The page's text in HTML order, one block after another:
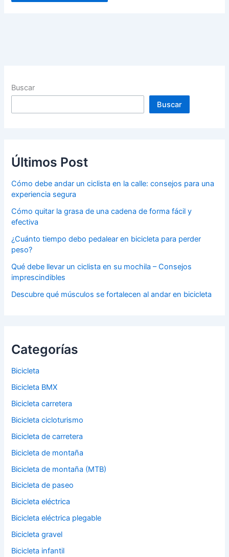
Buscar
Buscar
Últimos Post
Cómo debe andar un ciclista en la calle: consejos para una
experiencia segura
Cómo quitar la grasa de una cadena de forma fácil y
efectiva
¿Cuánto tiempo debo pedalear en bicicleta para perder
peso?
Qué debe llevar un ciclista en su mochila – Consejos
imprescindibles
Descubre qué músculos se fortalecen al andar en bicicleta
Categorías
Bicicleta
Bicicleta BMX
Bicicleta carretera
Bicicleta cicloturismo
Bicicleta de carretera
Bicicleta de montaña
Bicicleta de montaña (MTB)
Bicicleta de paseo
Bicicleta eléctrica
Bicicleta eléctrica plegable
Bicicleta gravel
Bicicleta infantil